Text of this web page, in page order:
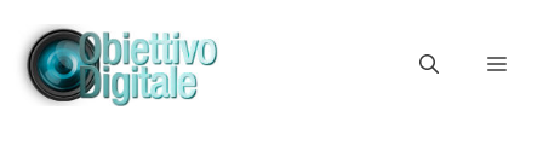
contenuto